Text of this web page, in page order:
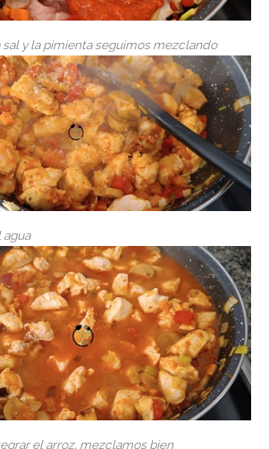
y la pimienta seguimos mezclando
el arroz, mezclamos bien